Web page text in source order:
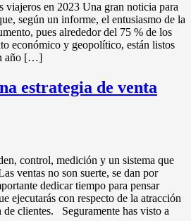
viajeros en 2023 Una gran noticia para
según un informe, el entusiasmo de la
pues alrededor del 75 % de los
económico y geopolítico, están listos
año […]
estrategia de venta
control, medición y un sistema que
ventas no son suerte, se dan por
dedicar tiempo para pensar
ejecutarás con respecto de la atracción
de clientes. Seguramente has visto a